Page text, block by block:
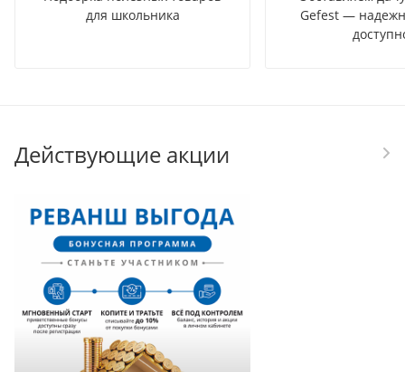
для школьника
Gefest —
Действующие акции